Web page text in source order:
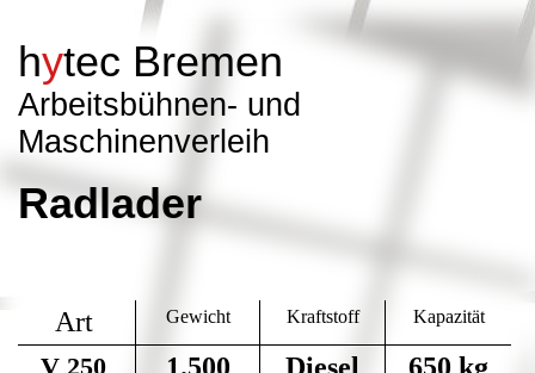
hytec Bremen
Arbeitsbühnen- und
Maschinenverleih
Radlader
Art Gewicht Kraftstoff Kapazität
V 250